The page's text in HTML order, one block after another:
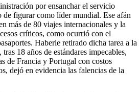
por ensanchar el servicio
de figurar como líder mundial. Ese afán
más de 80 viajes internacionales y la
críticos, como ocurrió con el
Haberle retirado dicha tarea a la
18 años de estándares impecables,
de Francia y Portugal con costos
dejó en evidencia las falencias de la